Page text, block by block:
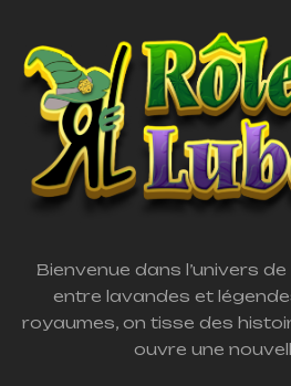
Bienvenue dans l’univers de
entre lavandes et
royaumes, on tisse des
ouvre une